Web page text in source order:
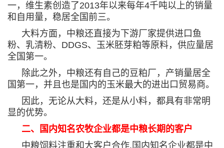
一，维生素创造了2013年以来每年4千吨以上的销量
和自用量，稳居全国前三。
大料方面，中粮还直接为下游厂家提供进口鱼
粉、乳清粉、 DDGS、玉米胚芽粕等原料，供应量居
全国第一。
除此之外，中粮还有自己的豆粕厂，产销量居全
国第一，并且也是国内的玉米最大的进出口贸易商。
因此，无论从大料，还是从小料，都具有非常明
显的优势。
二、国内知名农牧企业都是中粮长期的客户
中粮饲料注重和大客户合作, 国内知名企业都是中